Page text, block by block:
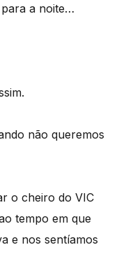
a noite…
não queremos
o cheiro do VIC
tempo em que
e nos sentíamos